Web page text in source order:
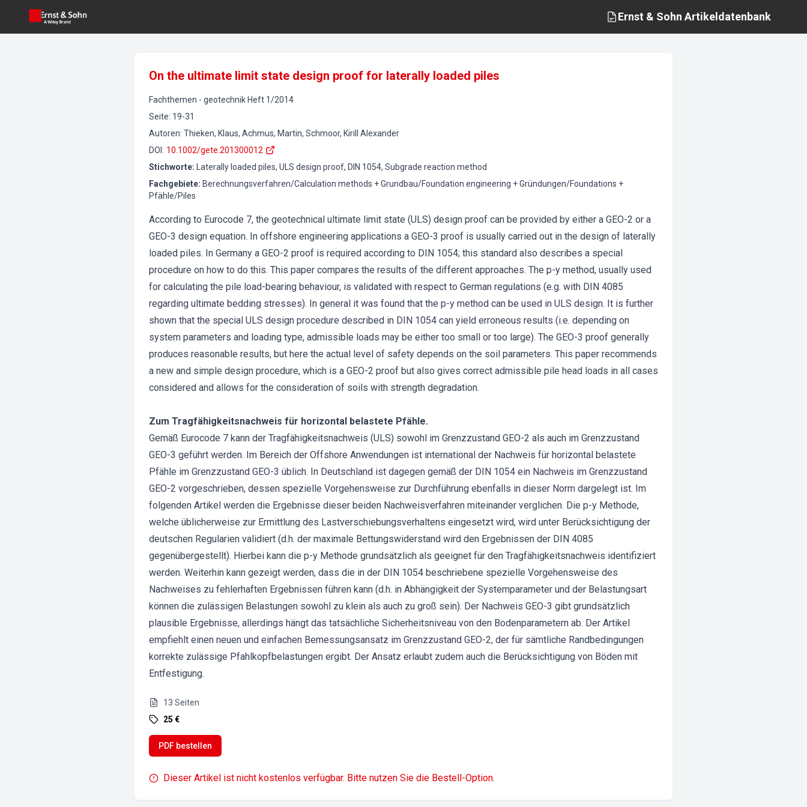
Ernst & Sohn Artikeldatenbank
On the ultimate limit state design proof for laterally loaded piles
Fachthemen - geotechnik Heft 1/2014
Seite: 19-31
Autoren: Thieken, Klaus, Achmus, Martin, Schmoor, Kirill Alexander
DOI : 10.1002/gete.201300012
Stichworte:
Laterally loaded piles, ULS design proof, DIN 1054, Subgrade reaction method
Fachgebiete: Berechnungsverfahren/Calculation methods + Grundbau/Foundation engineering + Gründungen/Foundations +
Pfähle/Piles
According to Eurocode 7, the geotechnical ultimate limit state (ULS) design proof can be provided by either a GEO-2 or a
GEO-3 design equation. In offshore engineering applications a GEO-3 proof is usually carried out in the design of laterally
loaded piles. In Germany a GEO-2 proof is required according to DIN 1054; this standard also describes a special
procedure on how to do this. This paper compares the results of the different approaches. The p-y method, usually used
for calculating the pile load-bearing behaviour, is validated with respect to German regulations (e.g. with DIN 4085
regarding ultimate bedding stresses). In general it was found that the p-y method can be used in ULS design. It is further
shown that the special ULS design procedure described in DIN 1054 can yield erroneous results (i.e. depending on
system parameters and loading type, admissible loads may be either too small or too large). The GEO-3 proof generally
produces reasonable results, but here the actual level of safety depends on the soil parameters. This paper recommends
a new and simple design procedure, which is a GEO-2 proof but also gives correct admissible pile head loads in all cases
considered and allows for the consideration of soils with strength degradation.
Zum Tragfähigkeitsnachweis für horizontal belastete Pfähle.
Gemäß Eurocode 7 kann der Tragfähigkeitsnachweis (ULS) sowohl im Grenzzustand GEO-2 als auch im Grenzzustand
GEO-3 geführt werden. Im Bereich der Offshore Anwendungen ist international der Nachweis für horizontal belastete
Pfähle im Grenzzustand GEO-3 üblich. In Deutschland ist dagegen gemäß der DIN 1054 ein Nachweis im Grenzzustand
GEO-2 vorgeschrieben, dessen spezielle Vorgehensweise zur Durchführung ebenfalls in dieser Norm dargelegt ist. Im
folgenden Artikel werden die Ergebnisse dieser beiden Nachweisverfahren miteinander verglichen. Die p-y Methode,
welche üblicherweise zur Ermittlung des Lastverschiebungsverhaltens eingesetzt wird, wird unter Berücksichtigung der
deutschen Regularien validiert (d.h. der maximale Bettungswiderstand wird den Ergebnissen der DIN 4085
gegenübergestellt). Hierbei kann die p-y Methode grundsätzlich als geeignet für den Tragfähigkeitsnachweis identifiziert
werden. Weiterhin kann gezeigt werden, dass die in der DIN 1054 beschriebene spezielle Vorgehensweise des
Nachweises zu fehlerhaften Ergebnissen führen kann (d.h. in Abhängigkeit der Systemparameter und der Belastungsart
können die zulässigen Belastungen sowohl zu klein als auch zu groß sein). Der Nachweis GEO-3 gibt grundsätzlich
plausible Ergebnisse, allerdings hängt das tatsächliche Sicherheitsniveau von den Bodenparametern ab. Der Artikel
empfiehlt einen neuen und einfachen Bemessungsansatz im Grenzzustand GEO-2, der für sämtliche Randbedingungen
korrekte zulässige Pfahlkopfbelastungen ergibt. Der Ansatz erlaubt zudem auch die Berücksichtigung von Böden mit
Entfestigung.
13 Seiten
25 €
PDF bestellen
Dieser Artikel ist nicht kostenlos verfügbar. Bitte nutzen Sie die Bestell-Option.